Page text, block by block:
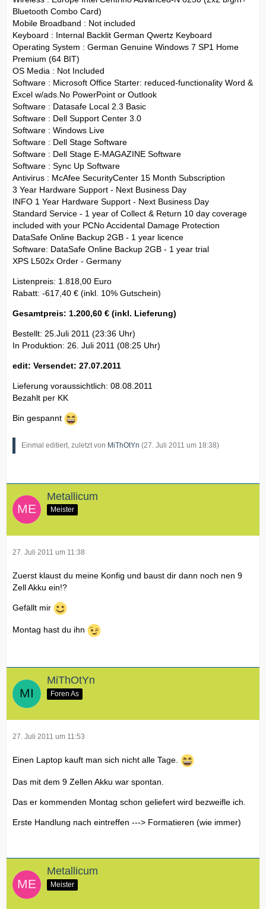
Bluetooth Combo Card)
Mobile Broadband : Not included
Keyboard : Internal Backlit German Qwertz Keyboard
Operating System : German Genuine Windows 7 SP1 Home
Premium (64 BIT)
OS Media : Not Included
Software : Microsoft Office Starter: reduced-functionality Word &
Excel w/ads.No PowerPoint or Outlook
Software : Datasafe Local 2.3 Basic
Software : Dell Support Center 3.0
Software : Windows Live
Software : Dell Stage Software
Software : Dell Stage E-MAGAZINE Software
Software : Sync Up Software
Antivirus : McAfee SecurityCenter 15 Month Subscription
3 Year Hardware Support - Next Business Day
INFO 1 Year Hardware Support - Next Business Day
Standard Service - 1 year of Collect & Return 10 day coverage
included with your PCNo Accidental Damage Protection
DataSafe Online Backup 2GB - 1 year licence
Software: DataSafe Online Backup 2GB - 1 year trial
XPS L502x Order - Germany
Listenpreis: 1.818,00 Euro
Rabatt: -617,40 € (inkl. 10% Gutschein)
Gesamtpreis: 1.200,60 € (inkl. Lieferung)
Bestellt: 25.Juli 2011 (23:36 Uhr)
In Produktion: 26. Juli 2011 (08:25 Uhr)
edit: Versendet: 27.07.2011
Lieferung voraussichtlich: 08.08.2011
Bezahlt per KK
Bin gespannt
Einmal editiert, zuletzt von MiThOtYn (27. Juli 2011 um 18:38)
Metallicum
Meister
27. Juli 2011 um 11:38
Zuerst klaust du meine Konfig und baust dir dann noch nen 9
Zell Akku ein!?
Gefällt mir
Montag hast du ihn
MiThOtYn
Foren As
27. Juli 2011 um 11:53
Einen Laptop kauft man sich nicht alle Tage.
Das mit dem 9 Zellen Akku war spontan.
Das er kommenden Montag schon geliefert wird bezweifle ich.
Erste Handlung nach eintreffen ---> Formatieren (wie immer)
Metallicum
Meister